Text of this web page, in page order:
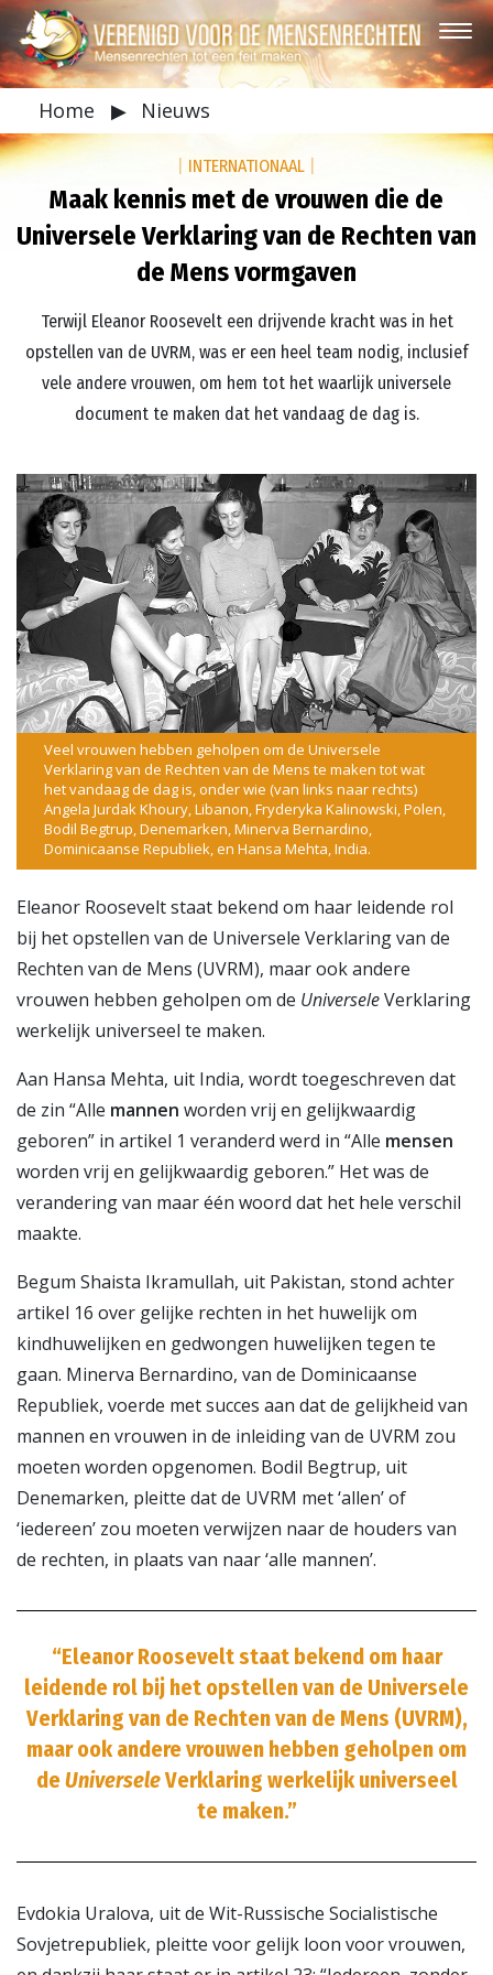
Home ▶ Nieuws
INTERNATIONAAL
Maak kennis met de vrouwen die de
Universele Verklaring van de Rechten van
de Mens vormgaven
Terwijl Eleanor Roosevelt een drijvende kracht was in het
opstellen van de UVRM, was er een heel team nodig, inclusief
vele andere vrouwen, om hem tot het waarlijk universele
document te maken dat het vandaag de dag is.
Veel vrouwen hebben geholpen om de Universele
Verklaring van de Rechten van de Mens te maken tot wat
het vandaag de dag is, onder wie (van links naar rechts)
Angela Jurdak Khoury, Libanon, Fryderyka Kalinowski, Polen,
Bodil Begtrup, Denemarken, Minerva Bernardino,
Dominicaanse Republiek, en Hansa Mehta, India.
Eleanor Roosevelt staat bekend om haar leidende rol
bij het opstellen van de Universele Verklaring van de
Rechten van de Mens (UVRM), maar ook andere
vrouwen hebben geholpen om de UniverseleVerklaring
werkelijk universeel te maken.
Aan Hansa Mehta, uit India, wordt toegeschreven dat
de zin “Alle mannen worden vrij en gelijkwaardig
geboren” in artikel 1 veranderd werd in “Alle mensen
worden vrij en gelijkwaardig geboren.” Het was de
verandering van maar één woord dat het hele verschil
maakte.
Begum Shaista Ikramullah, uit Pakistan, stond achter
artikel 16 over gelijke rechten in het huwelijk om
kindhuwelijken en gedwongen huwelijken tegen te
gaan. Minerva Bernardino, van de Dominicaanse
Republiek, voerde met succes aan dat de gelijkheid van
mannen en vrouwen in de inleiding van de UVRM zou
moeten worden opgenomen. Bodil Begtrup, uit
Denemarken, pleitte dat de UVRM met ‘allen’ of
‘iedereen’ zou moeten verwijzen naar de houders van
de rechten, in plaats van naar ‘alle mannen’.
“Eleanor Roosevelt staat bekend om haar
leidende rol bij het opstellen van de Universele
Verklaring van de Rechten van de Mens (UVRM),
maar ook andere vrouwen hebben geholpen om
deUniverseleVerklaring werkelijk universeel
te maken.”
Evdokia Uralova, uit de Wit-Russische Socialistische
Sovjetrepubliek, pleitte voor gelijk loon voor vrouwen,